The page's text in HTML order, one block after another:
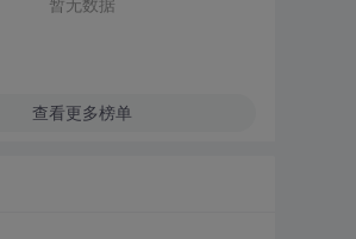
暂无数据
查看更多榜单